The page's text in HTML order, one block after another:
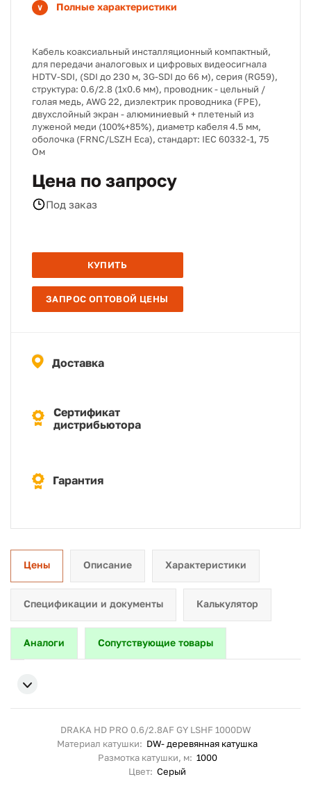
Полные характеристики
Кабель коаксиальный инсталляционный компактный,
для передачи аналоговых и цифровых видеосигнала
HDTV-SDI, (SDI до 230 м, 3G-SDI до 66 м), серия (RG59),
структура: 0.6/2.8 (1х0.6 мм), проводник - цельный /
голая медь, AWG 22, диэлектрик проводника (FPE),
двухслойный экран - алюминиевый + плетеный из
луженой меди (100%+85%), диаметр кабеля 4.5 мм,
оболочка (FRNC/LSZH Eca), стандарт: IEC 60332-1, 75
Ом
Цена по запросу
Под заказ
КУПИТЬ
ЗАПРОС ОПТОВОЙ ЦЕНЫ
Доставка
Сертификат
дистрибьютора
Гарантия
Цены Описание Характеристики
Спецификации и документы Калькулятор
Аналоги Сопутствующие товары
DRAKA HD PRO 0.6/2.8AF GY LSHF 1000DW
Материал катушки: DW- деревянная катушка
Размотка катушки, м: 1000
Цвет: Серый